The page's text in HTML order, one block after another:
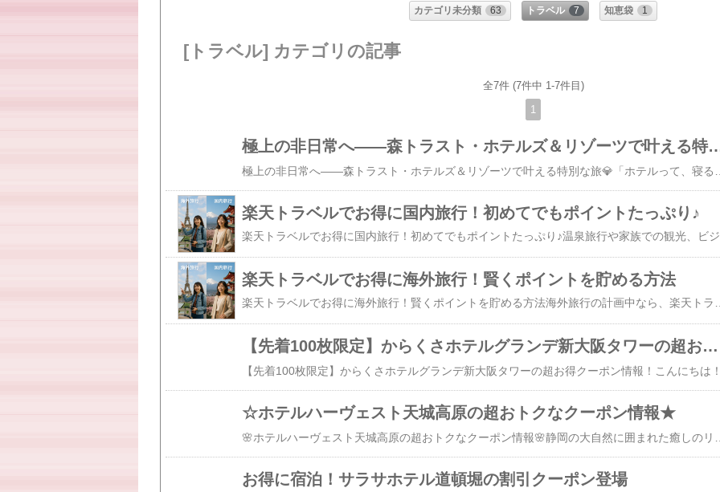
カテゴリ未分類 63 トラベル 7 知恵袋 1
[トラベル] カテゴリの記事
全7件 (7件中 1-7件目)
1
極上の非日常へ――森トラスト・ホテルズ＆
楽天トラベルでお得に国内旅行！初めてでもポイントたっぷり♪
楽天トラベルでお得に海外旅行！賢くポイントを貯める方法
【先着100枚限定】からくさホテルグランデ新大阪タワーの超お得クーポン情報！
☆ホテルハーヴェスト天城高原の超おトクなクーポン情報★
お得に宿泊！サラサホテル道頓堀の割引クーポン登場